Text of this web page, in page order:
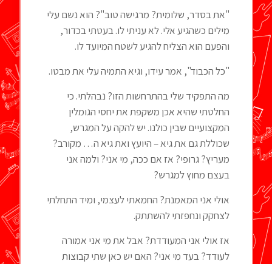
"את בסדר, שלומית? מרגישה טוב"? הוא נשם עלי
מילים כשהגיע אלי. לא עניתי לו. בעטתי בכדור,
והפעם הוא הצליח להגיע לשטח המיועד לו.
"כל הכבוד", אמר עידו, וגיא התמיה עלי את מבטו.
מה התפקיד שלי בהתרחשות הזו? נבהלתי. כי
החלטתי שהיא אכן משקפת את יחסי הגומלין
המקצועיים שבין כולנו. יש להקה על המגרש,
שכוללת גם את גיא – היועץ ואת גיא ה… מקורב?
מעריץ? גרופי? אז אם ככה, מי אני? ולמה אני
בעצם מחוץ למגרש?
אולי אני המאמנת? החמאתי לעצמי, ומיד התחלתי
לצחקק ונחפזתי להשתתק.
אז אולי אני המעודדת? אבל את מי אני אמורה
לעודד? בעד מי אני? האם יש כאן שתי קבוצות